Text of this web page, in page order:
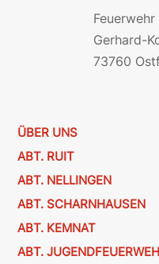
Gerhard-
73760
ÜBER UNS
ABT. RUIT
ABT. NELLINGEN
ABT. SCHARNHAUSEN
ABT. KEMNAT
ABT.